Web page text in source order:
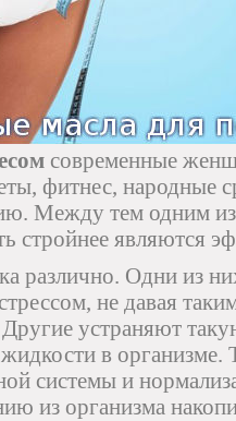
современные
фитнес, народные
Между тем одним
стройнее являются
различно. Одни из
не давая
устраняют
в организме.
системы и
из организма